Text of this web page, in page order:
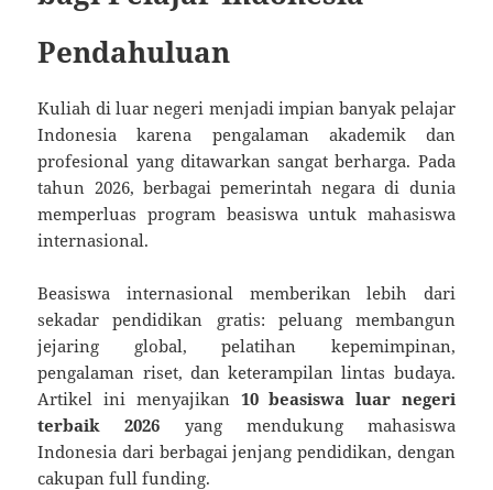
Pendahuluan
Kuliah di luar negeri menjadi impian banyak pelajar
Indonesia karena pengalaman akademik dan
profesional yang ditawarkan sangat berharga. Pada
tahun 2026, berbagai pemerintah negara di dunia
memperluas program beasiswa untuk mahasiswa
internasional.
Beasiswa internasional memberikan lebih dari
sekadar pendidikan gratis: peluang membangun
jejaring global, pelatihan kepemimpinan,
pengalaman riset, dan keterampilan lintas budaya.
Artikel ini menyajikan 10 beasiswa luar negeri
terbaik 2026 yang mendukung mahasiswa
Indonesia dari berbagai jenjang pendidikan, dengan
cakupan full funding.